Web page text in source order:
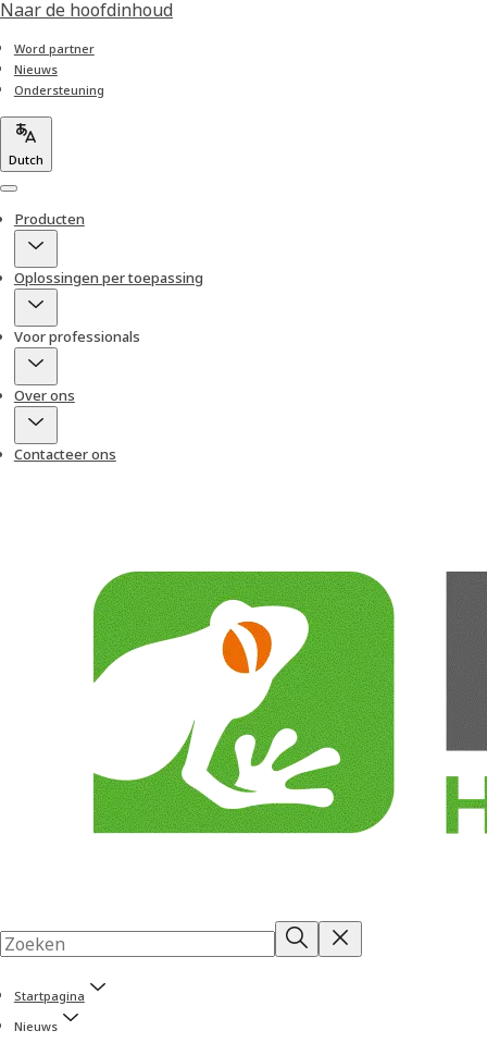
Naar de hoofdinhoud
Word partner
Nieuws
Ondersteuning
Dutch
Menu
Producten
Oplossingen per toepassing
Voor professionals
Over ons
Contacteer ons
Startpagina
Nieuws